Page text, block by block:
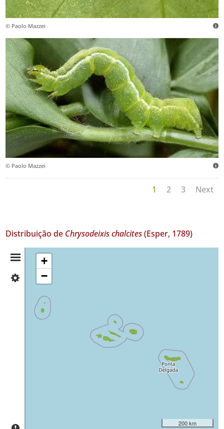
© Paolo Mazzei
© Paolo Mazzei
1 2 3 Next
Distribuição de Chrysodeixis chalcites(Esper, 1789)
Resumo
Distribuição
Flores
✓
Corvo
+
−
200 km